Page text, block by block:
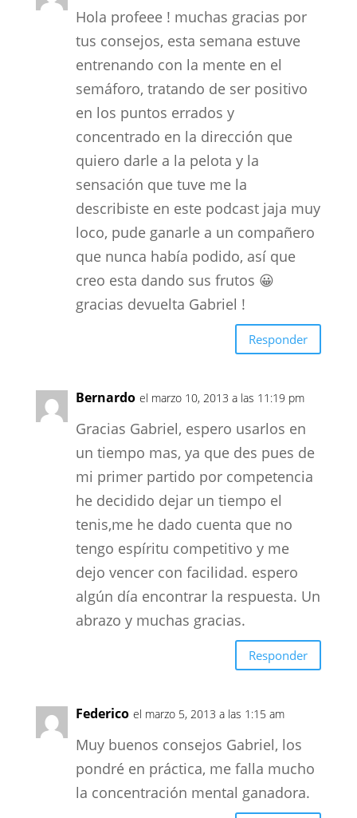
Hola profeee ! muchas gracias por
tus consejos, esta semana estuve
entrenando con la mente en el
semáforo, tratando de ser positivo
en los puntos errados y
concentrado en la dirección que
quiero darle a la pelota y la
sensación que tuve me la
describiste en este podcast jaja muy
loco, pude ganarle a un compañero
que nunca había podido, así que
creo esta dando sus frutos 😀
gracias devuelta Gabriel !
Responder
Bernardo el marzo 10, 2013 a las 11:19 pm
Gracias Gabriel, espero usarlos en
un tiempo mas, ya que des pues de
mi primer partido por competencia
he decidido dejar un tiempo el
tenis,me he dado cuenta que no
tengo espíritu competitivo y me
dejo vencer con facilidad. espero
algún día encontrar la respuesta. Un
abrazo y muchas gracias.
Responder
Federico el marzo 5, 2013 a las 1:15 am
Muy buenos consejos Gabriel, los
pondré en práctica, me falla mucho
la concentración mental ganadora.